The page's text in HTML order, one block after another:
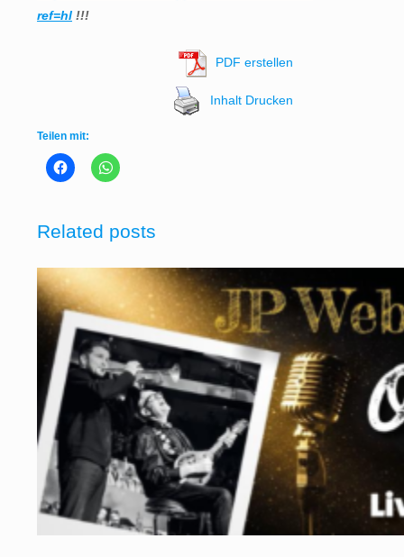
ref=hl !!!
PDF erstellen
Inhalt Drucken
Teilen mit:
Related posts